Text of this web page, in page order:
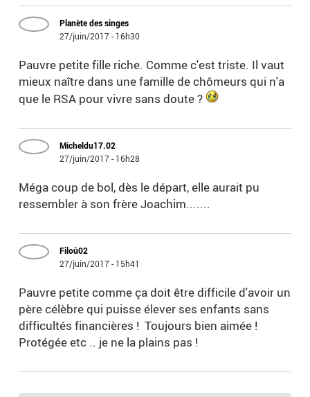
Planète des singes
27/juin/2017 - 16h30
Pauvre petite fille riche. Comme c'est triste. Il vaut
mieux naître dans une famille de chômeurs qui n'a
que le RSA pour vivre sans doute ?
Micheldu17.02
27/juin/2017 - 16h28
Méga coup de bol, dès le départ, elle aurait pu
ressembler à son frère Joachim.......
Filoû02
27/juin/2017 - 15h41
Pauvre petite comme ça doit être difficile d'avoir un
père célèbre qui puisse élever ses enfants sans
difficultés financières ! Toujours bien aimée !
Protégée etc .. je ne la plains pas !